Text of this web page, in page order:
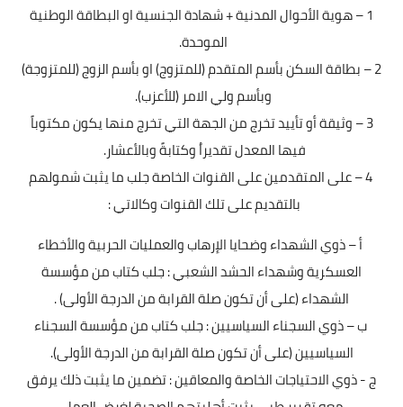
1 – هوية الأحوال المدنية + شهادة الجنسية او البطاقة الوطنية
الموحدة.
2 – بطاقة السكن بأسم المتقدم (للمتزوج) او بأسم الزوج (للمتزوجة)
وبأسم ولي الامر (للأعزب).
3 – وثيقة أو تأييد تخرج من الجهة التي تخرج منها يكون مكتوباً
فيها المعدل تقديراُ وكتابةً وبالأعشار.
4 – على المتقدمين على القنوات الخاصة جلب ما يثبت شمولهم
بالتقديم على تلك القنوات وكالاتي :
أ – ذوي الشهداء وضحايا الإرهاب والعمليات الحربية والأخطاء
العسكرية وشهداء الحشد الشعبي : جلب كتاب من مؤسسة
الشهداء (على أن تكون صلة القرابة من الدرجة الأولى) .
ب – ذوي السجناء السياسيين : جلب كتاب من مؤسسة السجناء
السياسيين (على أن تكون صلة القرابة من الدرجة الأولى).
ج - ذوي الاحتياجات الخاصة والمعاقين : تضمين ما يثبت ذلك يرفق